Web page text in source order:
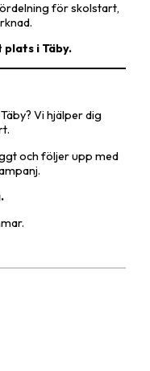
för skolstart,
i Täby.
Vi hjälper dig
och följer upp med